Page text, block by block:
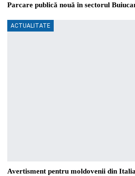
Parcare publică nouă în sectorul
ACTUALITATE
Avertisment pentru moldovenii din